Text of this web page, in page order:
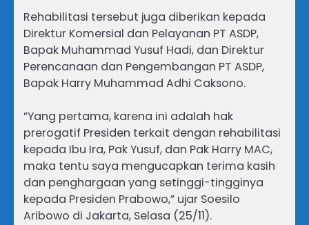
​Rehabilitasi tersebut juga diberikan kepada
Direktur Komersial dan Pelayanan PT ASDP,
Bapak Muhammad Yusuf Hadi, dan Direktur
Perencanaan dan Pengembangan PT ASDP,
Bapak Harry Muhammad Adhi Caksono.
​”Yang pertama, karena ini adalah hak
prerogatif Presiden terkait dengan rehabilitasi
kepada Ibu Ira, Pak Yusuf, dan Pak Harry MAC,
maka tentu saya mengucapkan terima kasih
dan penghargaan yang setinggi-tingginya
kepada Presiden Prabowo,” ujar Soesilo
Aribowo di Jakarta, Selasa (25/11).